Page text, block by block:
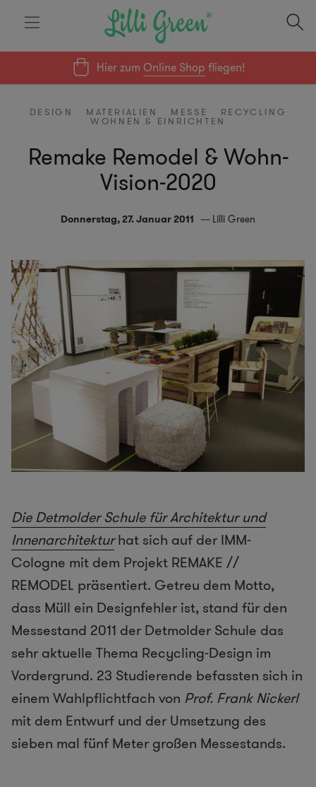
Hier zumOnline Shop fliegen!
DESIGN MATERIALIEN MESSE RECYCLING
WOHNEN & EINRICHTEN
Remake Remodel & Wohn-
Vision-2020
Donnerstag, 27. Januar 2011 Lilli Green
Die Detmolder Schule für Architektur und
Innenarchitektur hat sich auf der IMM-
Cologne mit dem Projekt REMAKE //
REMODEL präsentiert. Getreu dem Motto,
dass Müll ein Designfehler ist, stand für den
Messestand 2011 der Detmolder Schule das
sehr aktuelle Thema Recycling-Design im
Vordergrund. 23 Studierende befassten sich in
einem Wahlpflichtfach von Prof. Frank Nickerl
mit dem Entwurf und der Umsetzung des
sieben mal fünf Meter großen Messestands.